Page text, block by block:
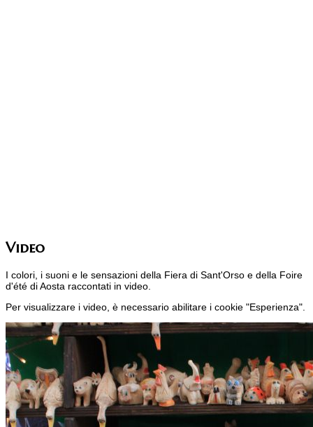
Video
I colori, i suoni e le sensazioni della Fiera di Sant'Orso e della Foire
d'été di Aosta raccontati in video.
Per visualizzare i video, è necessario abilitare i cookie "Esperienza".